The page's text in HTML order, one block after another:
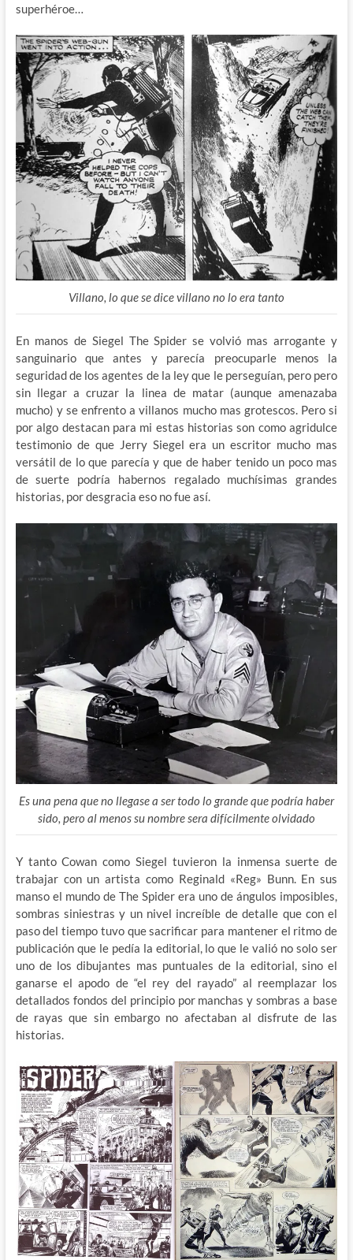
superhéroe…
Villano, lo que se dice villano no lo era tanto
En manos de Siegel The Spider se volvió mas arrogante y
sanguinario que antes y parecía preocuparle menos la
seguridad de los agentes de la ley que le perseguían, pero pero
sin llegar a cruzar la linea de matar (aunque amenazaba
mucho) y se enfrento a villanos mucho mas grotescos. Pero si
por algo destacan para mi estas historias son como agridulce
testimonio de que Jerry Siegel era un escritor mucho mas
versátil de lo que parecía y que de haber tenido un poco mas
de suerte podría habernos regalado muchísimas grandes
historias, por desgracia eso no fue así.
Es una pena que no llegase a ser todo lo grande que podría haber
sido, pero al menos su nombre sera difícilmente olvidado
Y tanto Cowan como Siegel tuvieron la inmensa suerte de
trabajar con un artista como Reginald «Reg» Bunn. En sus
manso el mundo de The Spider era uno de ángulos imposibles,
sombras siniestras y un nivel increíble de detalle que con el
paso del tiempo tuvo que sacrificar para mantener el ritmo de
publicación que le pedía la editorial, lo que le valió no solo ser
uno de los dibujantes mas puntuales de la editorial, sino el
ganarse el apodo de “el rey del rayado” al reemplazar los
detallados fondos del principio por manchas y sombras a base
de rayas que sin embargo no afectaban al disfrute de las
historias.